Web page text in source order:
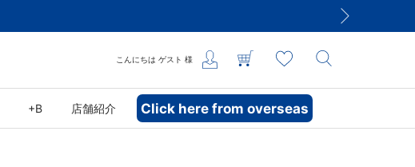
こんにちは ゲスト 様
+B 店舗紹介 Click here from overseas